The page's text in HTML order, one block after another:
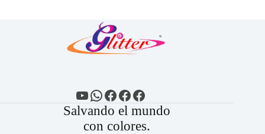
YouTube
WhatsApp
Facebook
Facebook
Facebook
Salvando el mundo
con colores.